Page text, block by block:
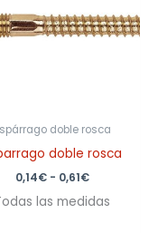
doble rosca
doble rosca
0,14€ - 0,61€
hasta
0,61€
las medidas